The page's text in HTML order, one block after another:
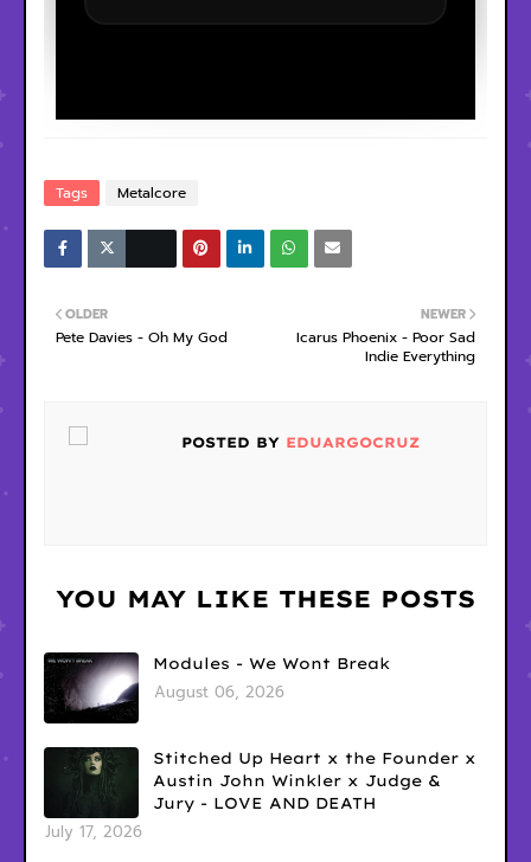
Tags Metalcore
NEWER
Icarus Phoenix - Poor Sad
Indie Everything
OLDER
Pete Davies - Oh My God
POSTED BY EDUARGOCRUZ
YOU MAY LIKE THESE POSTS
Modules - We Wont Break
August 06, 2026
Stitched Up Heart x the Founder x
Austin John Winkler x Judge &
Jury - LOVE AND DEATH
July 17, 2026